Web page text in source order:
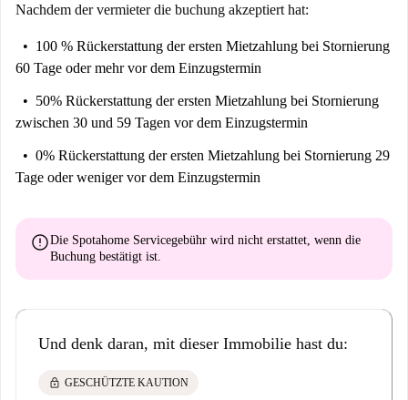
Nachdem der vermieter die buchung akzeptiert hat:
100 % Rückerstattung der ersten Mietzahlung bei Stornierung
60 Tage oder mehr vor dem Einzugstermin
50% Rückerstattung der ersten Mietzahlung bei Stornierung
zwischen 30 und 59 Tagen vor dem Einzugstermin
0% Rückerstattung der ersten Mietzahlung bei Stornierung 29
Tage oder weniger vor dem Einzugstermin
errorDie Spotahome Servicegebühr wird nicht erstattet, wenn die
Buchung bestätigt ist.
Und denk daran, mit dieser Immobilie hast du:
lock GESCHÜTZTE KAUTION